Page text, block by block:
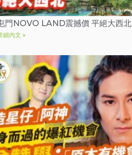
門NOVO LAND震撼價 平絕大西北
細內文 »